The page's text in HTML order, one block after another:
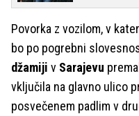
Povorka z vozilom, v
bo po pogrebni
džamiji v Sarajevu
vključila na glavno ulico
posvečenem padlim v